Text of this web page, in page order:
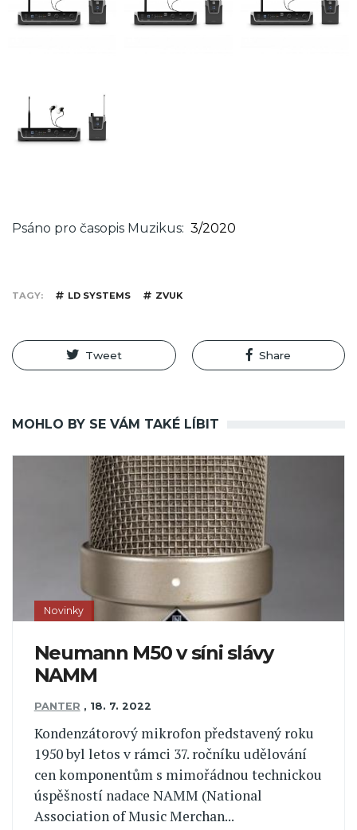
Psáno pro časopis Muzikus 3/2020
TAGY LD SYSTEMS ZVUK
Tweet Share
MOHLO BY SE VÁM TAKÉ LÍBIT
Novinky
Neumann M50 v síni slávy
NAMM
PANTER , 18. 7. 2022
Kondenzátorový mikrofon představený roku
1950 byl letos v rámci 37. ročníku udělování
cen komponentům s mimořádnou technickou
úspěšností nadace NAMM (National
Association of Music Merchan...